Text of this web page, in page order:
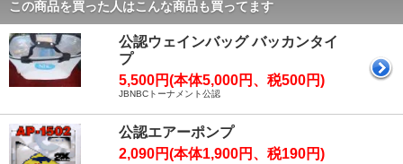
この商品を買った人はこんな商品も買ってます
公認ウェインバッグ バッカンタイ
プ
5,500円(本体5,000円、税500円)
JBNBCトーナメント公認
公認エアーポンプ
2,090円(本体1,900円、税190円)